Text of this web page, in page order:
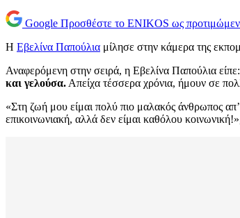
Google Προσθέστε το ENIKOS ως
Η Εβελίνα Παπούλια μίλησε στην κάμερα της
Αναφερόμενη στην σειρά, η Εβελίνα Παπούλια
και γελούσα. Απείχα τέσσερα χρόνια, ήμουν σε
«Στη ζωή μου είμαι πολύ πιο μαλακός άνθρωπος
επικοινωνιακή, αλλά δεν είμαι καθόλου